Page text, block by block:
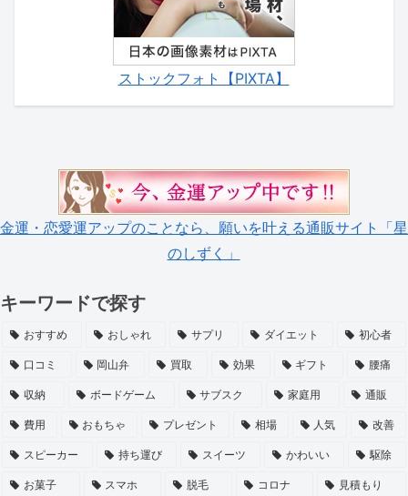
ストックフォト【PIXTA】
金運・恋愛運アップのことなら、願いを叶える通販サイト「星
のしずく」
キーワードで探す
おすすめ おしゃれ サプリ ダイエット 初心者
口コミ 岡山弁 買取 効果 ギフト 腰痛
収納 ボードゲーム サブスク 家庭用 通販
費用 おもちゃ プレゼント 相場 人気 改善
スピーカー 持ち運び スイーツ かわいい 駆除
お菓子 スマホ 脱毛 コロナ 見積もり